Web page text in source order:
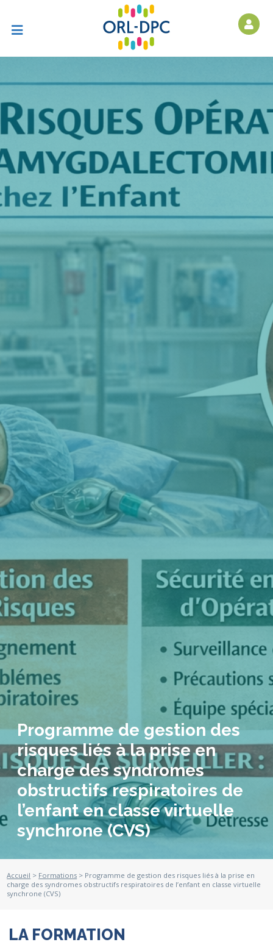
Programme de gestion des
risques liés à la prise en
charge des syndromes
obstructifs respiratoires de
l’enfant en classe virtuelle
synchrone (CVS)
Accueil > Formations > Programme de gestion des risques liés à la prise en
charge des syndromes obstructifs respiratoires de l’enfant en classe virtuelle
synchrone (CVS)
LA FORMATION